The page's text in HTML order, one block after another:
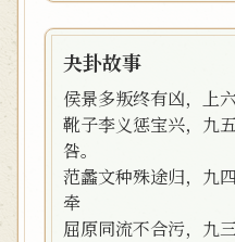
夬卦故事
侯景多叛终有凶，上
靴子李义惩宝兴，九
咎。
范蠡文种殊途归，九
牵
屈原同流不合污，九